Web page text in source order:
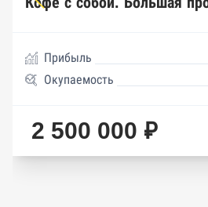
Прибыль
Окупаемость
2 500 000 ₽